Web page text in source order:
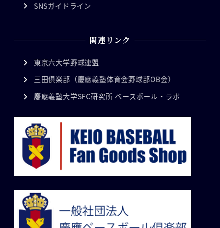
SNSガイドライン
関連リンク
東京六大学野球連盟
三田倶楽部（慶應義塾体育会野球部OB会）
慶應義塾大学SFC研究所 ベースボール・ラボ